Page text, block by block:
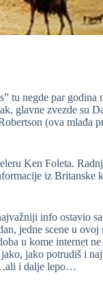
tu negde par godina
glavne zvezde su
(ova mlađa
Ken Foleta.
iz Britanske
info ostavio
jedne scene u
u kome internet
jako, jako potrudiš i
i dalje lepo…